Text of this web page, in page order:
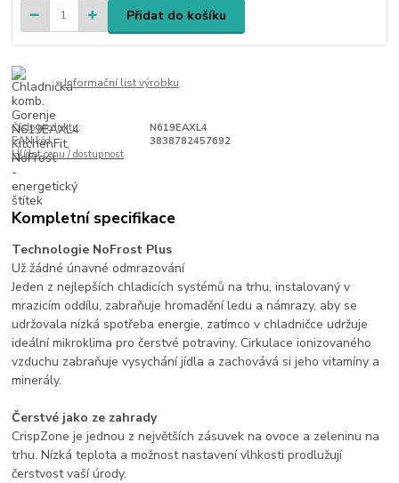
Přidat do košíku
Informační list výrobku
Číslo produktu:
N619EAXL4
EAN kód:
3838782457692
Hlídat cenu / dostupnost
Kompletní specifikace
Technologie NoFrost Plus
Už žádné únavné odmrazování
Jeden z nejlepších chladicích systémů na trhu, instalovaný v
mrazicím oddílu, zabraňuje hromadění ledu a námrazy, aby se
udržovala nízká spotřeba energie, zatímco v chladničce udržuje
ideální mikroklima pro čerstvé potraviny. Cirkulace ionizovaného
vzduchu zabraňuje vysychání jídla a zachovává si jeho vitamíny a
minerály.
Čerstvé jako ze zahrady
CrispZone je jednou z největších zásuvek na ovoce a zeleninu na
trhu. Nízká teplota a možnost nastavení vlhkosti prodlužují
čerstvost vaší úrody.